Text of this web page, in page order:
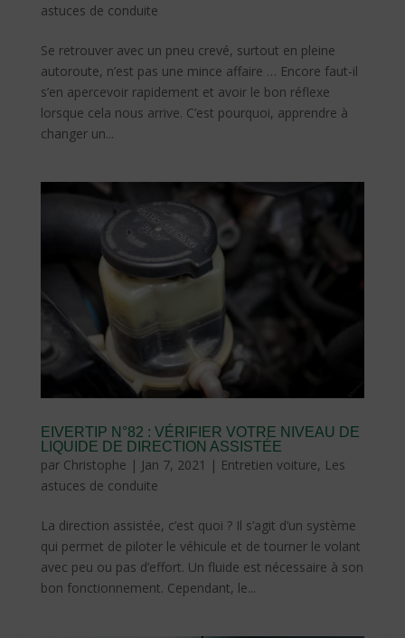
astuces de conduite
Se retrouver avec un pneu crevé, surtout en pleine
autoroute, n’est pas une mince affaire … Encore faut-il
s’en apercevoir rapidement et avoir le bon réflexe
lorsque cela nous arrive. C’est pourquoi, apprendre à
changer un...
EIVERTIP N°82 : VÉRIFIER VOTRE NIVEAU DE
LIQUIDE DE DIRECTION ASSISTÉE
par Christophe | Jan 7, 2021 | Entretien voiture, Les
astuces de conduite
La direction assistée, c’est quoi ? Il s’agit d’un système
qui permet de piloter le véhicule et de tourner le volant
avec peu ou pas d’effort. Un fluide est nécessaire à son
bon fonctionnement. Cependant, le...